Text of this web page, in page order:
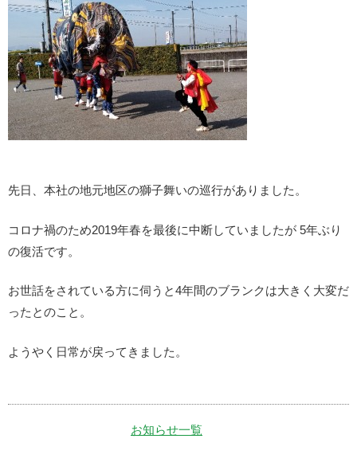
先日、本社の地元地区の獅子舞いの巡行がありました。
コロナ禍のため2019年春を最後に中断していましたが 5年ぶり
の復活です。
お世話をされている方に伺うと4年間のブランクは大きく大変だ
ったとのこと。
ようやく日常が戻ってきました。
お知らせ一覧